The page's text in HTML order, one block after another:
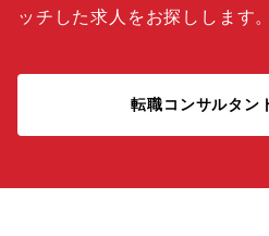
ッチした求人をお探しします。
転職コンサルタン